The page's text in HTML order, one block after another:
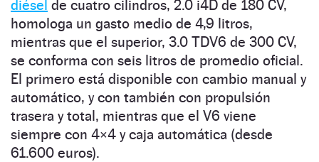
diésel de cuatro cilindros, 2.0 i4D de 180 CV,
homologa un gasto medio de 4,9 litros,
mientras que el superior, 3.0 TDV6 de 300 CV,
se conforma con seis litros de promedio oficial.
El primero está disponible con cambio manual y
automático, y con también con propulsión
trasera y total, mientras que el V6 viene
siempre con 4×4 y caja automática (desde
61.600 euros).